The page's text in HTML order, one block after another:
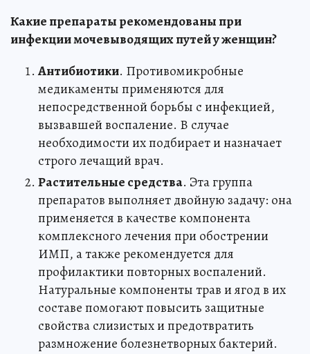
Какие препараты рекомендованы при
инфекции мочевыводящих путей у женщин?
Антибиотики. Противомикробные
медикаменты применяются для
непосредственной борьбы с инфекцией,
вызвавшей воспаление. В случае
необходимости их подбирает и назначает
строго лечащий врач.
Растительные средства. Эта группа
препаратов выполняет двойную задачу: она
применяется в качестве компонента
комплексного лечения при обострении
ИМП, а также рекомендуется для
профилактики повторных воспалений.
Натуральные компоненты трав и ягод в их
составе помогают повысить защитные
свойства слизистых и предотвратить
размножение болезнетворных бактерий.